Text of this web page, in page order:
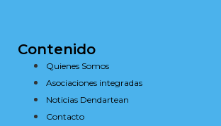
Contenido
Quienes Somos
Asociaciones integradas
Noticias Dendartean
Contacto